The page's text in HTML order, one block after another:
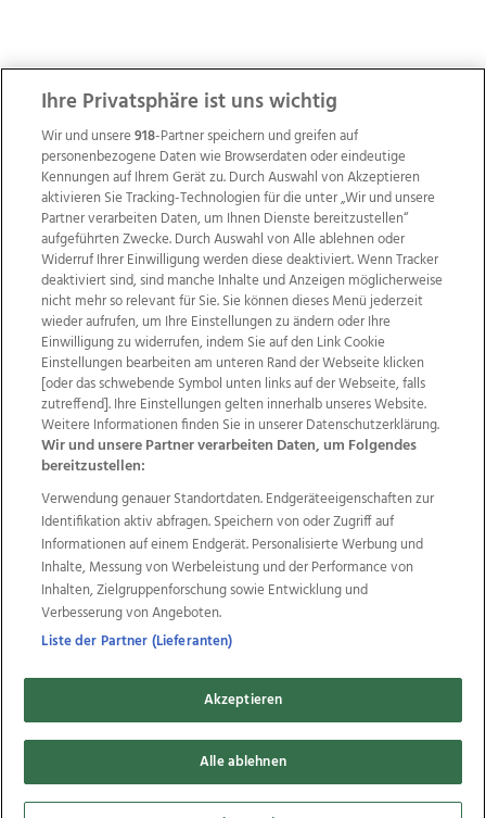
Wir über uns Mediadaten Kontakt
Jobs
Datenschutz
Impressum
AGB Anzeigekunden
AGB Website
Ehrenkodex Politische Werbung
Weitere Angebote des Medienhauses Wimmer
TV1 di-mog-i.at OÖNow
Ischler Woche
Life Radio
OÖNachrichten
OÖN Immobilien
OÖN Karriere
OÖN Reise
Promenaden Galerien
Regionaljobs
wasistlos.at
Copyrights © 2026 Tips Zeitungs GmbH & Co KG
developed by11x11.net
Cookie Einstellungen bearbeiten
Ihre Privatsphäre ist uns wichtig
Wir und unsere918-Partner speichern und greifen auf
personenbezogene Daten wie Browserdaten oder eindeutige
Kennungen auf Ihrem Gerät zu. Durch Auswahl von Akzeptieren
aktivieren Sie Tracking-Technologien für die unter „Wir und unsere
Partner verarbeiten Daten, um Ihnen Dienste bereitzustellen“
aufgeführten Zwecke. Durch Auswahl von Alle ablehnen oder
Widerruf Ihrer Einwilligung werden diese deaktiviert. Wenn Tracker
deaktiviert sind, sind manche Inhalte und Anzeigen möglicherweise
nicht mehr so relevant für Sie. Sie können dieses Menü jederzeit
wieder aufrufen, um Ihre Einstellungen zu ändern oder Ihre
Einwilligung zu widerrufen, indem Sie auf den Link Cookie
Einstellungen bearbeiten am unteren Rand der Webseite klicken
[oder das schwebende Symbol unten links auf der Webseite, falls
zutreffend]. Ihre Einstellungen gelten innerhalb unseres Website.
Weitere Informationen finden Sie in unserer Datenschutzerklärung.
Wir und unsere Partner verarbeiten Daten, um Folgendes
bereitzustellen:
Verwendung genauer Standortdaten. Endgeräteeigenschaften zur
Identifikation aktiv abfragen. Speichern von oder Zugriff auf
Informationen auf einem Endgerät. Personalisierte Werbung und
Inhalte, Messung von Werbeleistung und der Performance von
Inhalten, Zielgruppenforschung sowie Entwicklung und
Verbesserung von Angeboten.
Liste der Partner (Lieferanten)
Akzeptieren
Alle ablehnen